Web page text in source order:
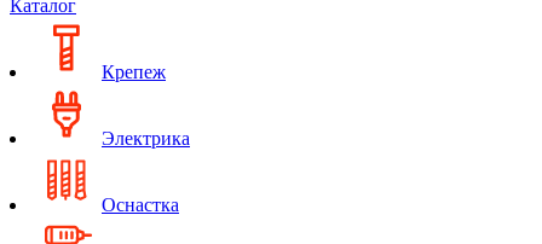
Каталог
Крепеж
Электрика
Оснастка